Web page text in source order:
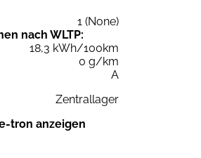
1 (None)
nach WLTP:
18,3 kWh/100km
0 g/km
A
Zentrallager
tron anzeigen